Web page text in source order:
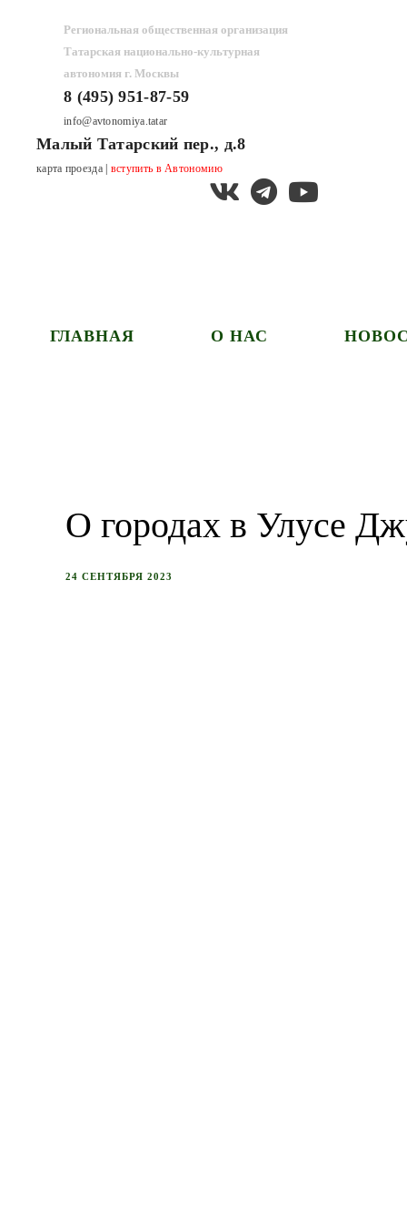
Региональная общественная организация
Татарская национально-культурная
автономия г. Москвы
8 (495) 951-87-59
info@avtonomiya.tatar
Малый Татарский пер., д.8
карта проезда| вступить в Автономию
ГЛАВНАЯ О НАС
О городах в Улусе
24 СЕНТЯБРЯ 2023